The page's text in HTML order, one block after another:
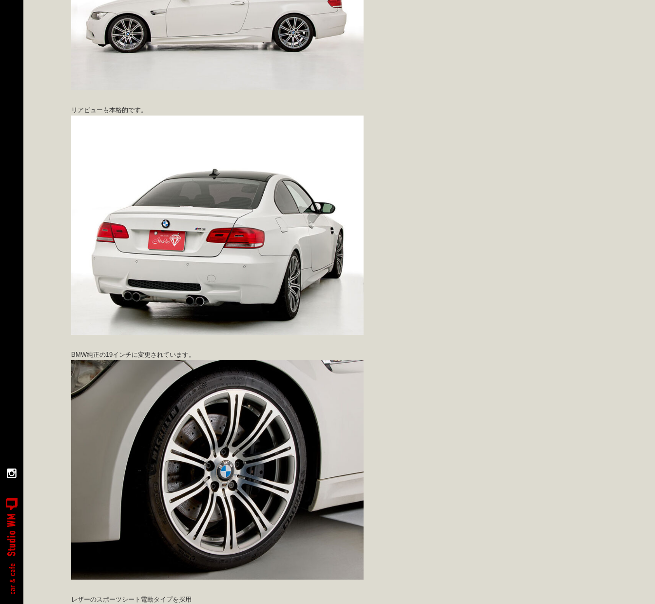
リアビューも本格的です。
BMW純正の19インチに変更されています。
レザーのスポーツシート電動タイプを採用